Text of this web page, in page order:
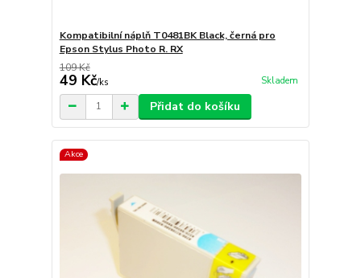
Kompatibilní náplň T0481BK Black, černá pro
Epson Stylus Photo R. RX
109 Kč
49 Kč/ks Skladem
Přidat do košíku
Akce